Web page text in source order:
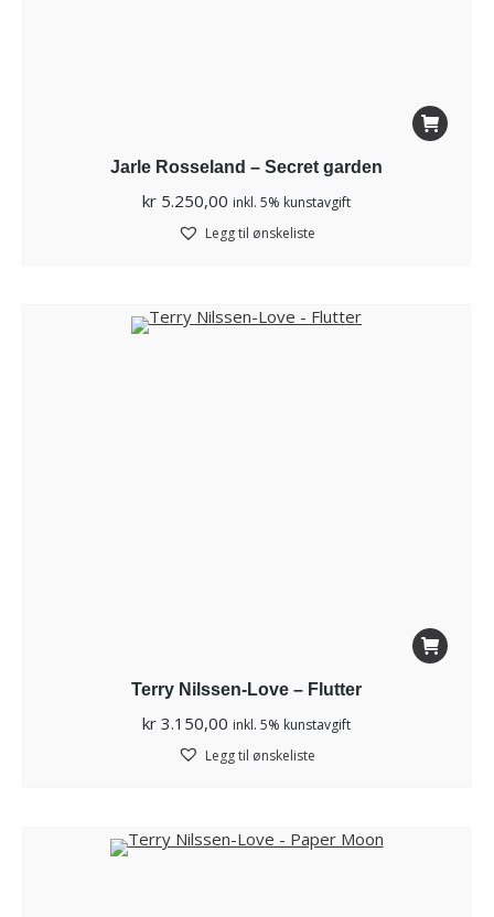
Jarle Rosseland – Secret garden
kr 5.250,00 inkl. 5% kunstavgift
Legg til ønskeliste
Terry Nilssen-Love – Flutter
kr 3.150,00 inkl. 5% kunstavgift
Legg til ønskeliste